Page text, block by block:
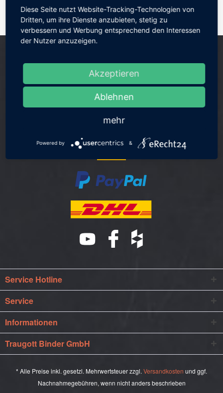
Service Hotline
Service
Informationen
Traugott Binder GmbH
* Alle Preise inkl. gesetzl. Mehrwertsteuer zzgl. Versandkosten und ggf.
Nachnahmegebühren, wenn nicht anders beschrieben
Diese Seite nutzt Website-Tracking-Technologien von
Dritten, um ihre Dienste anzubieten, stetig zu
verbessern und Werbung entsprechend den Interessen
der Nutzer anzuzeigen.
Akzeptieren
Ablehnen
mehr
Powered by &